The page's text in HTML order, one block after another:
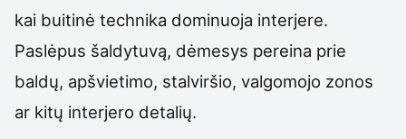
kai buitinė technika dominuoja interjere.
Paslėpus šaldytuvą, dėmesys pereina prie
baldų, apšvietimo, stalviršio, valgomojo zonos
ar kitų interjero detalių.